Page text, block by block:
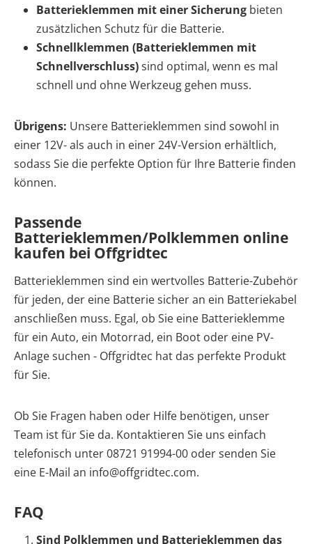
Batterieklemmen mit einerSicherung bieten
zusätzlichen Schutz für die Batterie.
Schnellklemmen (Batterieklemmen mit
Schnellverschluss)sind optimal, wenn es mal
schnell und ohne Werkzeug gehen muss.
Übrigens: Unsere Batterieklemmen sind sowohl in
einer 12V- als auch in einer 24V-Version erhältlich,
sodass Sie die perfekte Option für Ihre Batterie finden
können.
Passende
Batterieklemmen/Polklemmen online
kaufen bei Offgridtec
Batterieklemmen sind ein wertvolles Batterie-Zubehör
für jeden, der eine Batterie sicher an ein Batteriekabel
anschließen muss. Egal, ob Sie eine Batterieklemme
für ein Auto, ein Motorrad, ein Boot oder eine PV-
Anlage suchen - Offgridtec hat das perfekte Produkt
für Sie.
Ob Sie Fragen haben oder Hilfe benötigen, unser
Team ist für Sie da. Kontaktieren Sie uns einfach
telefonisch unter 08721 91994-00 oder senden Sie
eine E-Mail an info@offgridtec.com.
FAQ
Sind Polklemmen und Batterieklemmen das